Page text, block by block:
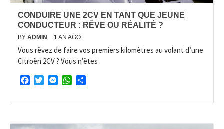
CONDUIRE UNE 2CV EN TANT QUE JEUNE
CONDUCTEUR : RÊVE OU RÉALITÉ ?
BY ADMIN 1 AN AGO
Vous rêvez de faire vos premiers kilomètres au volant d’une
Citroën 2CV ? Vous n’êtes
FacebookTwitterMessengerWhatsApp